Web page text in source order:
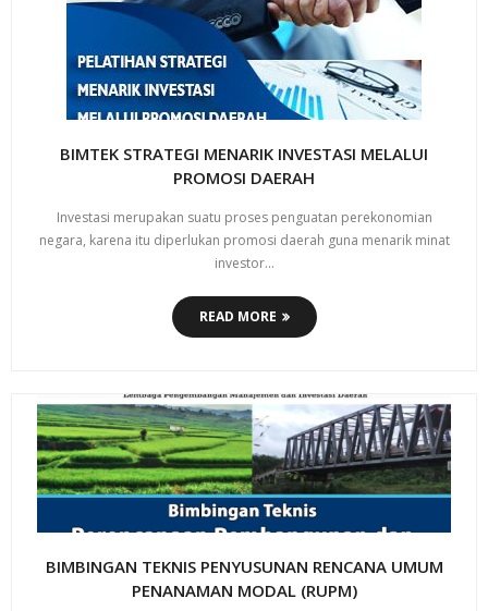
BIMTEK STRATEGI MENARIK INVESTASI MELALUI
PROMOSI DAERAH
Investasi merupakan suatu proses penguatan perekonomian
negara, karena itu diperlukan promosi daerah guna menarik minat
investor…
READ MORE
BIMBINGAN TEKNIS PENYUSUNAN RENCANA UMUM
PENANAMAN MODAL (RUPM)